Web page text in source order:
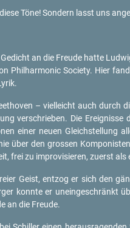
Töne!Son­dern lasst uns
an die Freu­de hatte
Phil­har­mo­nic So­cie­ty. Hier
– viel­leicht auch durch
ver­schrie­ben. Die
einer neuen Gleich­stel­lung
über den gros­sen
frei zu im­pro­vi­sie­ren, zu­erst
Geist, ent­zog er sich den
konn­te er un­ein­ge­schränkt
an die Freu­de.